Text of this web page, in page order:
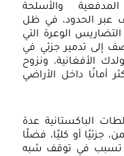
والأسلحة
عبر الحدود، في ظل
الوعرة التي
إلى تدمير جزئي في
الأفغانية، ونزوح
أمانًا داخل الأراضي
الباكستانية عدة
جزئيًا أو كليًا، فضلًا
تسبب في توقف شبه